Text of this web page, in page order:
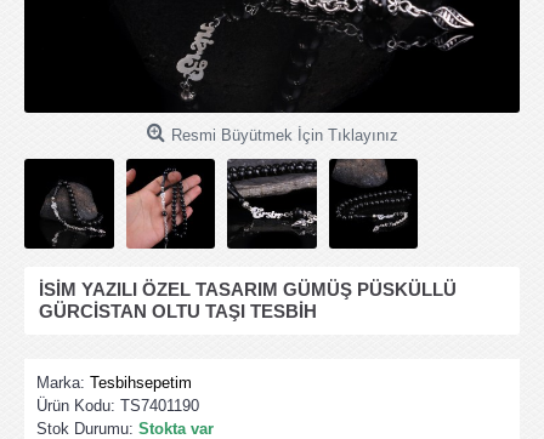
Resmi Büyütmek İçin Tıklayınız
İSİM YAZILI ÖZEL TASARIM GÜMÜŞ PÜSKÜLLÜ
GÜRCİSTAN OLTU TAŞI TESBİH
Marka: Tesbihsepetim
Ürün Kodu: TS7401190
Stok Durumu: Stokta var